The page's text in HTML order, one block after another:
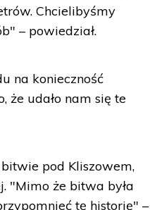
Chcielibyśmy
– powiedział.
na konieczność
że udało nam się te
pod Kliszowem,
"Mimo że bitwa była
tę historię" –